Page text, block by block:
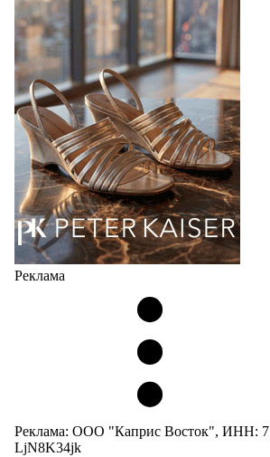
продаж на рынке в России, Беларуси
странах СНГ. Широкий модельный
мужских, детских и пляжных
дизайнерском исполнении,
и высоким качеством…
05.08.2026 447
Реклама
Реклама: ООО "Каприс Восток", ИНН:
LjN8K34jk